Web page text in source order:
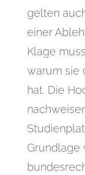
gelten
einer
Klage
warum sie
hat. Die
Grundlage